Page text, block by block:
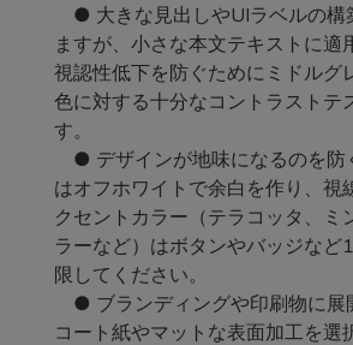
● 大きな見出しやUIラベルの構
ますが、小さな本文テキストに適
視認性低下を防ぐためにミドルグ
色に対する十分なコントラストテ
す。
● デザインが地味になるのを防
はオフホワイトで余白を作り、視
クセントカラー（テラコッタ、ミ
ラーなど）はボタンやバッジなど
限してください。
● ブランディングや印刷物に展
コート紙やマットな表面加工を選